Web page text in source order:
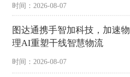
时间：2026-08-07
图达通携手智加科技，加速物
理AI重塑干线智慧物流
时间：2026-08-07